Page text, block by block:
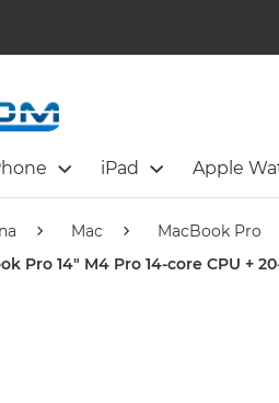
iPad Apple
Mac MacBook Pro
Pro 14" M4 Pro 14-core CPU +